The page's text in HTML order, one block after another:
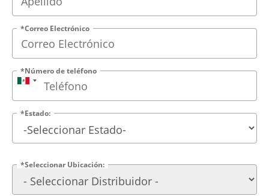
*Correo Electrónico
*Número de teléfono
*Estado:
*Seleccionar Ubicación: